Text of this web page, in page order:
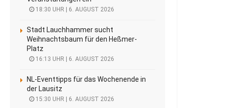
18:30 UHR | 6. AUGUST 2026
Stadt Lauchhammer sucht
Weihnachtsbaum für den Heßmer-
Platz
16:13 UHR | 6. AUGUST 2026
NL-Eventtipps für das Wochenende in
der Lausitz
15:30 UHR | 6. AUGUST 2026